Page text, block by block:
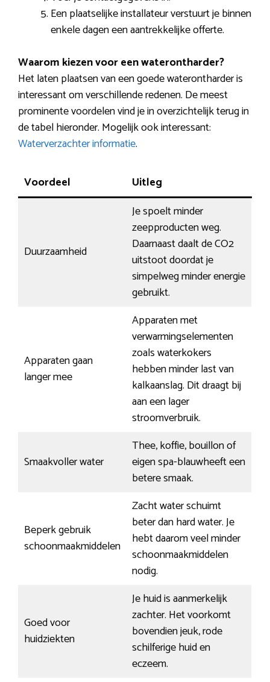
Een plaatselijke installateur verstuurt je binnen
enkele dagen een aantrekkelijke offerte.
Waarom kiezen voor een waterontharder?
Het laten plaatsen van een goede waterontharder is
interessant om verschillende redenen. De meest
prominente voordelen vind je in overzichtelijk terug in
de tabel hieronder. Mogelijk ook interessant:
Waterverzachter informatie.
Voordeel Uitleg
Duurzaamheid
Je spoelt minder
zeepproducten weg.
Daarnaast daalt de CO2
uitstoot doordat je
simpelweg minder energie
gebruikt.
Apparaten gaan
langer mee
Apparaten met
verwarmingselementen
zoals waterkokers
hebben minder last van
kalkaanslag. Dit draagt bij
aan een lager
stroomverbruik.
Smaakvoller water
Thee, koffie, bouillon of
eigen spa-blauwheeft een
betere smaak.
Beperk gebruik
schoonmaakmiddelen
Zacht water schuimt
beter dan hard water. Je
hebt daarom veel minder
schoonmaakmiddelen
nodig.
Goed voor
huidziekten
Je huid is aanmerkelijk
zachter. Het voorkomt
bovendien jeuk, rode
schilferige huid en
eczeem.